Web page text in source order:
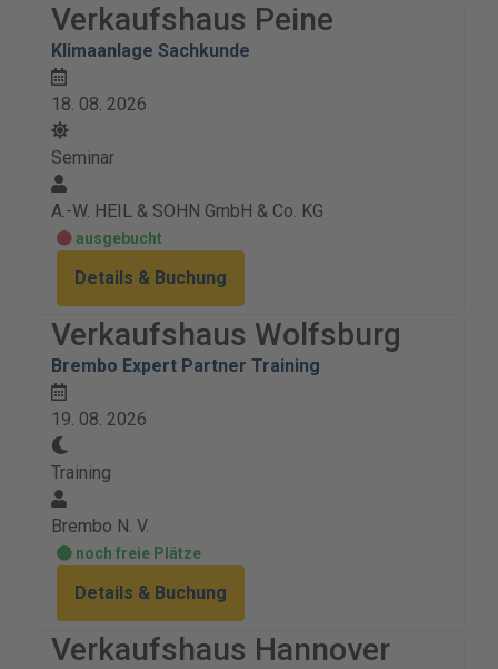
Verkaufshaus Peine
Klimaanlage Sachkunde
18. 08. 2026
Seminar
A.-W. HEIL & SOHN GmbH & Co. KG
ausgebucht
Details & Buchung
Verkaufshaus Wolfsburg
Brembo Expert Partner Training
19. 08. 2026
Training
Brembo N. V.
noch freie Plätze
Details & Buchung
Verkaufshaus Hannover